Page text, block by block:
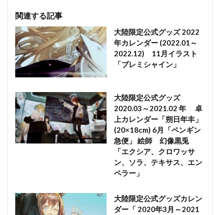
関連する記事
大陸限定公式グッズ 2022
年カレンダー (2022.01～
2022.12) 11月イラスト
「ブレミシャイン」
大陸限定公式グッズ
2020.03～2021.02 年 卓
上カレンダー「朔日年丰」
(20×18cm) 6月「ペンギン
急便」 絵師 幻像黒兎
「エクシア、クロワッサ
ン、ソラ、テキサス、エン
ペラー」
大陸限定公式グッズカレン
ダー「 2020年3月～2021